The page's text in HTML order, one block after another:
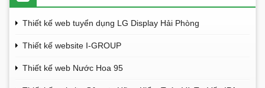
Thiết kế web tuyển dụng LG Display Hải Phòng
Thiết kế website I-GROUP
Thiết kế web Nước Hoa 95